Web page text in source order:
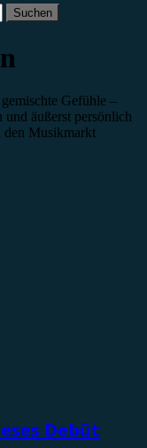
Gefühle –
und äußerst persönlich
den Musikmarkt
Debüt